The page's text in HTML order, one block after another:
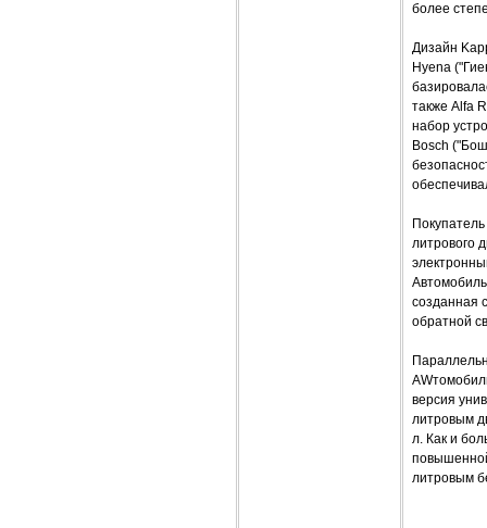
более
Дизайн
Hyena
также Alfa
набор
Bosch
литрового
созданная
обратной
версия
литровым
л. Как и
литровым